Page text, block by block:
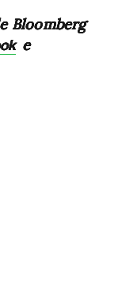
Bloomberg
e